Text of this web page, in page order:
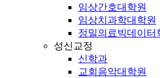
임상간호대학원
임상치과학대학원
정밀의료빅데이터
성신교정
신학과
교회음악대학원